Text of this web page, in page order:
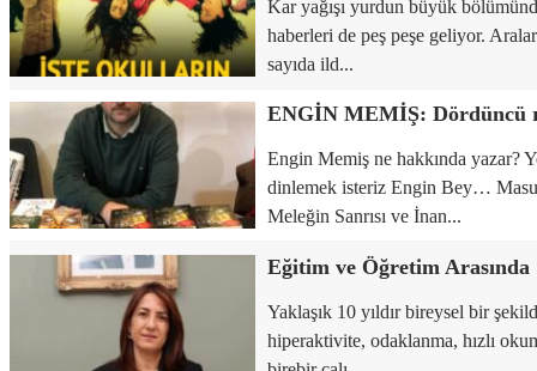
Kar yağışı yurdun büyük
haberleri de peş peşe geliyor.
sayıda ild...
Engin Memiş ne hakkında yazar?
dinlemek isteriz Engin Bey…
Meleğin Sanrısı ve İnan...
Eğitim ve Öğretim Arasında
Yaklaşık 10 yıldır bireysel bir
hiperaktivite, odaklanma, hızlı